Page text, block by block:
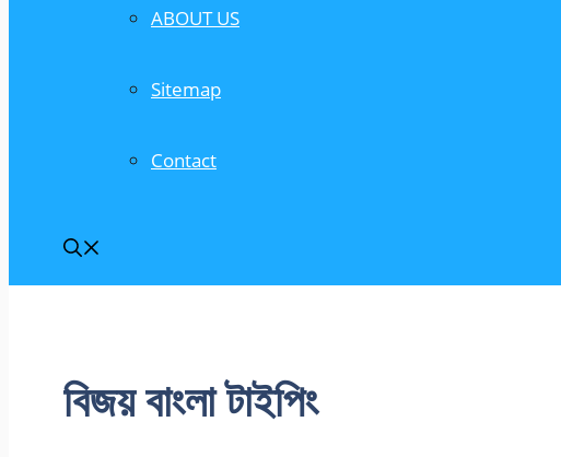
ABOUT US
Sitemap
Contact
বিজয় বাংলা টাইপিং